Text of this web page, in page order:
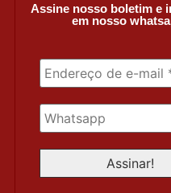
Assine nosso boletim e
em nosso